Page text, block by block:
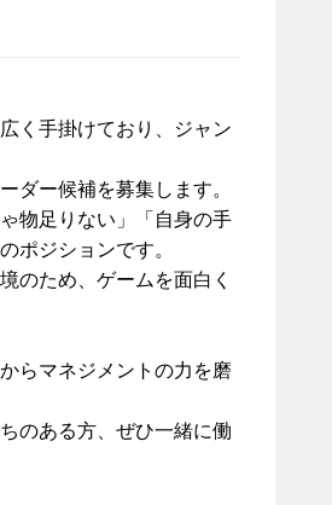
く手掛けており、ジャン
ダー候補を募集します。
物足りない」「自身の手
ポジションです。
のため、ゲームを面白く
らマネジメントの力を磨
のある方、ぜひ一緒に働